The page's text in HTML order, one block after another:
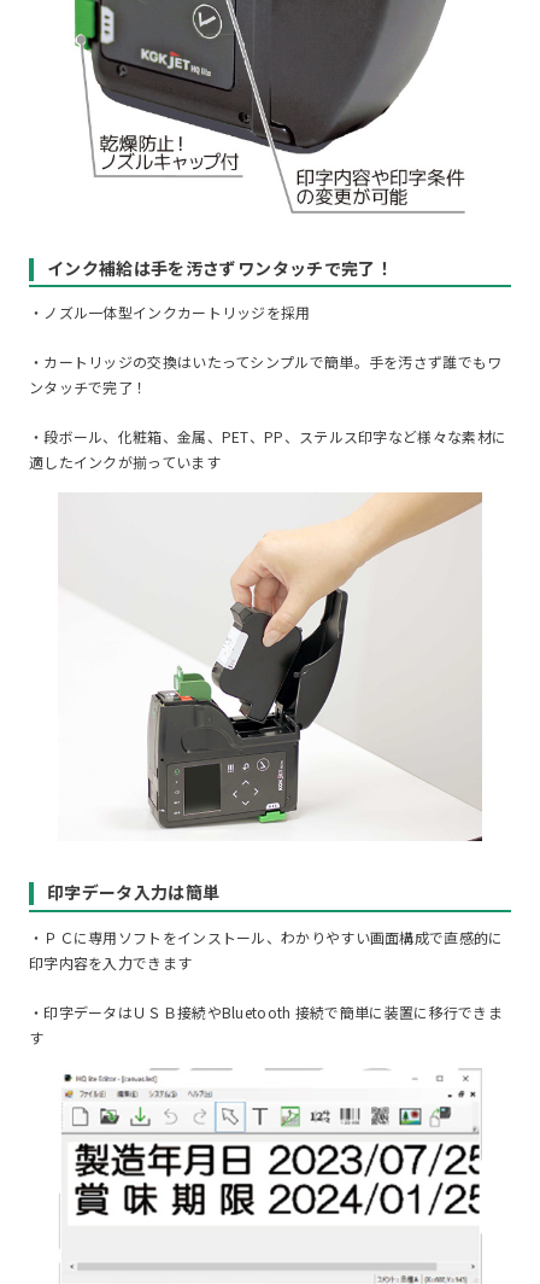
インク補給は手を汚さずワンタッチで完了！
・ノズル一体型インクカートリッジを採用
・カートリッジの交換はいたってシンプルで簡単。手を汚さず誰でもワ
ンタッチで完了！
・段ボール、化粧箱、金属、PET、PP、ステルス印字など様々な素材に
適したインクが揃っています
印字データ入力は簡単
・ＰＣに専用ソフトをインストール、わかりやすい画面構成で直感的に
印字内容を入力できます
・印字データはＵＳＢ接続やBluetooth 接続で簡単に装置に移行できま
す